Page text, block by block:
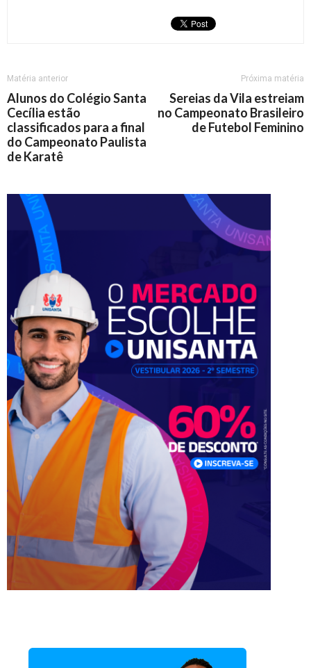
Matéria anterior
Alunos do Colégio Santa
Cecília estão
classificados para a final
do Campeonato Paulista
de Karatê
Próxima matéria
Sereias da Vila estreiam
no Campeonato Brasileiro
de Futebol Feminino